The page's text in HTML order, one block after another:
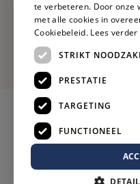
te verbeteren. Door onze
met alle cookies in
Cookiebeleid. Lees verder
STRIKT
PRESTATIE
TARGETING
FUNCTIONEEL